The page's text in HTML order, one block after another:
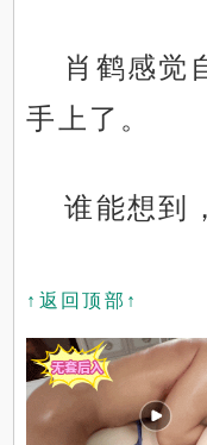
肖鹤感觉
手上了。
谁能想到
↑返回顶部↑